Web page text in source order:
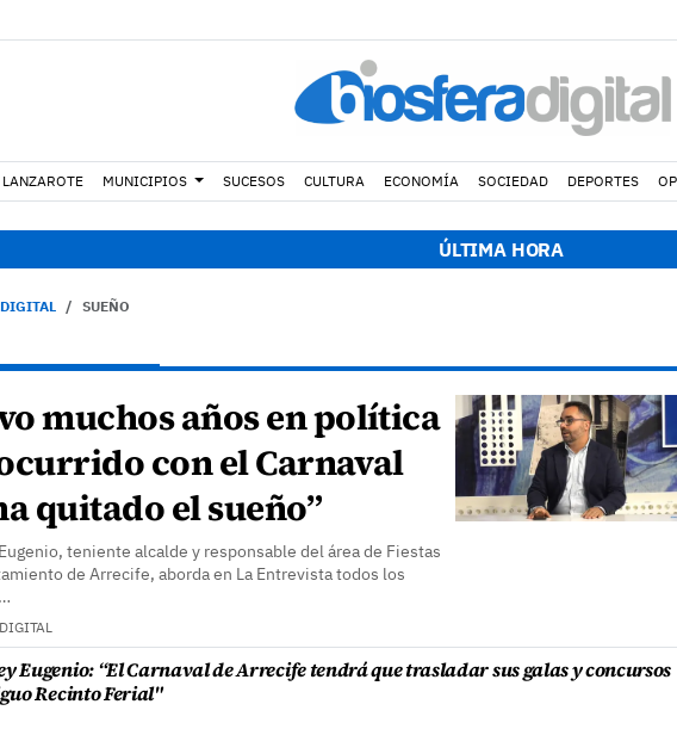
LANZAROTE MUNICIPIOS SUCESOS CULTURA ECONOMÍA SOCIEDAD DEPORTES
ÚLTIMA HORA
Avistados pollos jóvenes de corredor sahariano y episodios
SUEÑO
muchos años en política
con el Carnaval
quitado el sueño”
teniente alcalde y responsable del área de Fiestas
de Arrecife, aborda en La Entrevista todos los
Eugenio: “El Carnaval de Arrecife tendrá que trasladar sus galas y concursos
Recinto Ferial"